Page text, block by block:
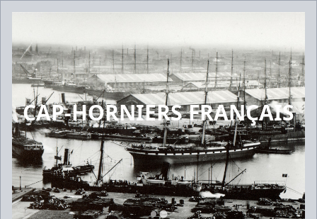
CAP-HORNIERS FRANÇAIS